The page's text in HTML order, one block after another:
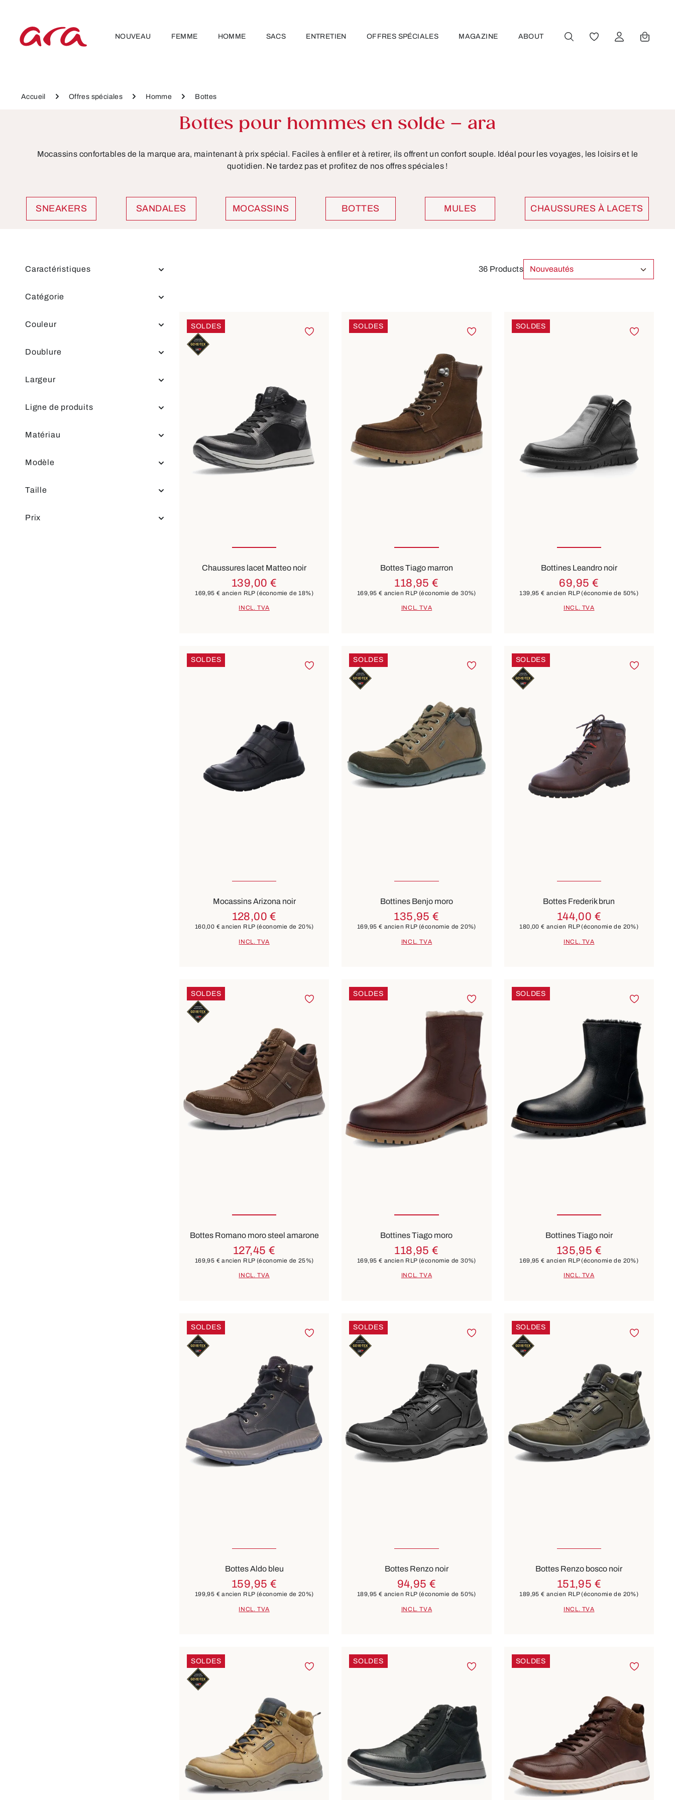
NOUVEAU FEMME HOMME SACS ENTRETIEN OFFRES SPÉCIALES MAGAZINE ABOUT VOUS AVEZ 0
Accueil Offres spéciales Homme Bottes
Bottes pour hommes en solde – ara
Mocassins confortables de la marque ara, maintenant à prix spécial. Faciles à enfiler et à retirer, ils offrent un confort souple. Idéal pour les voyages, les loisirs et le
quotidien. Ne tardez pas et profitez de nos offres spéciales !
SNEAKERS SANDALES MOCASSINS BOTTES MULES CHAUSSURES À LACETS
Caractéristiques
Catégorie
Couleur
Doublure
Largeur
Ligne de produits
Matériau
Modèle
Taille
Prix
36 Products
SOLDES
Chaussures lacet Matteo noir
139,00 €
169,95 € ancien RLP(économie de 18%)
INCL. TVA
SOLDES
Bottes Tiago marron
118,95 €
169,95 € ancien RLP(économie de 30%)
INCL. TVA
SOLDES
Bottines Leandro noir
69,95 €
139,95 € ancien RLP(économie de 50%)
INCL. TVA
SOLDES
Mocassins Arizona noir
128,00 €
160,00 €ancien RLP (économie de 20%)
INCL. TVA
SOLDES
noir
Bottines Benjo moro
135,95 €
169,95 € ancien RLP(économie de 20%)
INCL. TVA
SOLDES
marron
Bottes Frederik brun
144,00 €
180,00 € ancien RLP(économie de 20%)
INCL. TVA
SOLDES
noir
Bottes Romano moro steel amarone
127,45 €
169,95 €ancien RLP (économie de 25%)
INCL. TVA
SOLDES
noir
Bottines Tiago moro
118,95 €
169,95 € ancien RLP(économie de 30%)
INCL. TVA
SOLDES
marron
Bottines Tiago noir
135,95 €
169,95 € ancien RLP(économie de 20%)
INCL. TVA
SOLDES
marron
Bottes Aldo bleu
159,95 €
199,95 €ancien RLP (économie de 20%)
INCL. TVA
SOLDES
marron
vert
Bottes Renzo noir
94,95 €
189,95 € ancien RLP(économie de 50%)
INCL. TVA
SOLDES
marron
noir
Bottes Renzo bosco noir
151,95 €
189,95 € ancien RLP(économie de 20%)
INCL. TVA
SOLDES SOLDES SOLDES